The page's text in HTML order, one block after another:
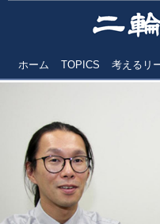
ホーム TOPICS 考えるリ